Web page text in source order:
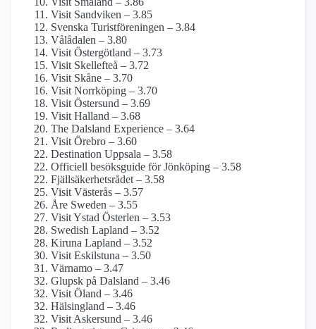
Visit Sandviken – 3.85
Svenska Turistföreningen – 3.84
Vålådalen – 3.80
Visit Östergötland – 3.73
Visit Skellefteå – 3.72
Visit Skåne – 3.70
Visit Norrköping – 3.70
Visit Östersund – 3.69
Visit Halland – 3.68
The Dalsland Experience – 3.64
Visit Örebro – 3.60
Destination Uppsala – 3.58
Officiell besöksguide för Jönköping – 3.58
Fjällsäkerhetsrådet – 3.58
Visit Västerås – 3.57
Åre Sweden – 3.55
Visit Ystad Österlen – 3.53
Swedish Lapland – 3.52
Kiruna Lapland – 3.52
Visit Eskilstuna – 3.50
Värnamo – 3.47
Glupsk på Dalsland – 3.46
Visit Öland – 3.46
Hälsingland – 3.46
Visit Askersund – 3.46